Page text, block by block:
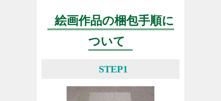
絵画作品の梱包手順に
ついて
STEP1